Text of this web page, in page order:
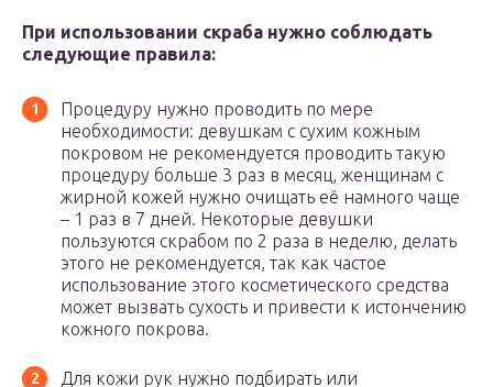
При использовании скраба нужно соблюдать
следующие правила:
Процедуру нужно проводить по мере
необходимости: девушкам с сухим кожным
покровом не рекомендуется проводить такую
процедуру больше 3 раз в месяц, женщинам с
жирной кожей нужно очищать её намного чаще
– 1 раз в 7 дней. Некоторые девушки
пользуются скрабом по 2 раза в неделю, делать
этого не рекомендуется, так как частое
использование этого косметического средства
может вызвать сухость и привести к истончению
кожного покрова.
Для кожи рук нужно подбирать или